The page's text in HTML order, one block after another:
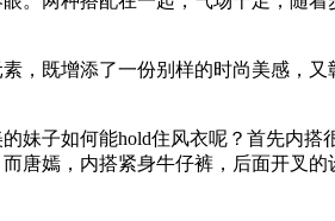
，既增添了一份别样的时尚美感，
妹子如何能hold住风衣呢？首先内搭
唐嫣，内搭紧身牛仔裤，后面开叉